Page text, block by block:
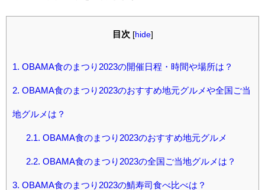
目次 [hide]
1. OBAMA食のまつり2023の開催日程・時間や場所は？
2. OBAMA食のまつり2023のおすすめ地元グルメや全国ご当
地グルメは？
2.1. OBAMA食のまつり2023のおすすめ地元グルメ
2.2. OBAMA食のまつり2023の全国ご当地グルメは？
3. OBAMA食のまつり2023の鯖寿司食べ比べは？